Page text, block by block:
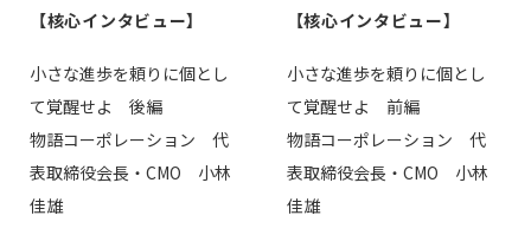
【核心インタビュー】
小さな進歩を頼りに個とし
て覚醒せよ 後編
物語コーポレーション 代
表取締役会長・CMO 小林
佳雄
【核心インタビュー】
小さな進歩を頼りに個とし
て覚醒せよ 前編
物語コーポレーション 代
表取締役会長・CMO 小林
佳雄